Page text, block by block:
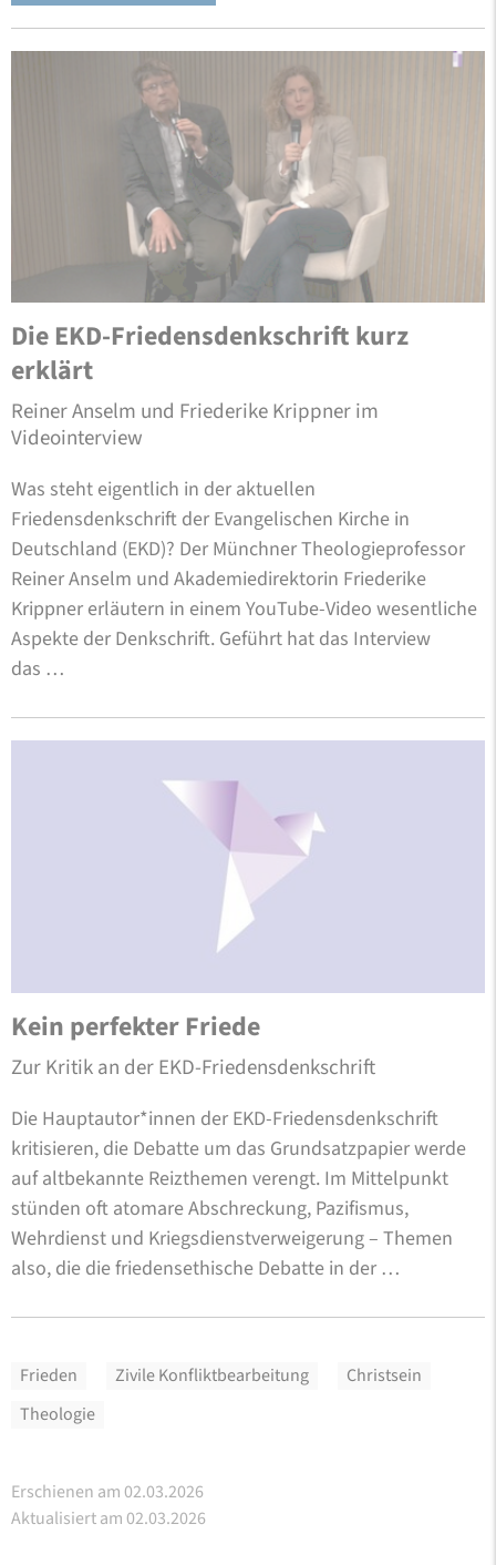
Die EKD-Friedensdenkschrift kurz
erklärt
Reiner Anselm und Friederike Krippner im
Videointerview
Was steht eigentlich in der aktuellen
Friedensdenkschrift der Evangelischen Kirche in
Deutschland (EKD)? Der Münchner Theologieprofessor
Reiner Anselm und Akademiedirektorin Friederike
Krippner erläutern in einem YouTube-Video wesentliche
Aspekte der Denkschrift. Geführt hat das Interview
das …
Kein perfekter Friede
Zur Kritik an der EKD-Friedensdenkschrift
Die Hauptautor*innen der EKD-Friedensdenkschrift
kritisieren, die Debatte um das Grundsatzpapier werde
auf altbekannte Reizthemen verengt. Im Mittelpunkt
stünden oft atomare Abschreckung, Pazifismus,
Wehrdienst und Kriegsdienstverweigerung – Themen
also, die die friedensethische Debatte in der …
Frieden Zivile Konfliktbearbeitung
Christsein
Theologie
Erschienen am 02.03.2026
Aktualisiert am 02.03.2026